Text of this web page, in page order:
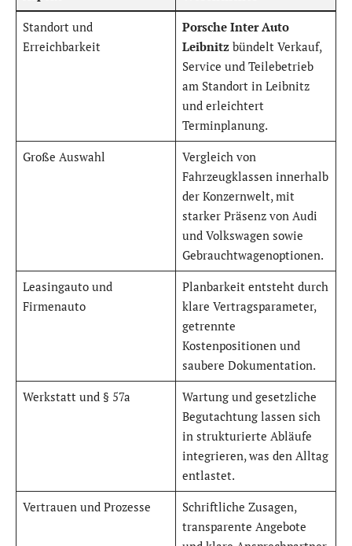
Standort und
Erreichbarkeit
Porsche Inter Auto
Leibnitz bündelt Verkauf,
Service und Teilebetrieb
am Standort in Leibnitz
und erleichtert
Terminplanung.
Große Auswahl
Vergleich von
Fahrzeugklassen innerhalb
der Konzernwelt, mit
starker Präsenz von Audi
und Volkswagen sowie
Gebrauchtwagenoptionen.
Leasingauto und
Firmenauto
Planbarkeit entsteht durch
klare Vertragsparameter,
getrennte
Kostenpositionen und
saubere Dokumentation.
Werkstatt und § 57a
Wartung und gesetzliche
Begutachtung lassen sich
in strukturierte Abläufe
integrieren, was den Alltag
entlastet.
Vertrauen und Prozesse
Schriftliche Zusagen,
transparente Angebote